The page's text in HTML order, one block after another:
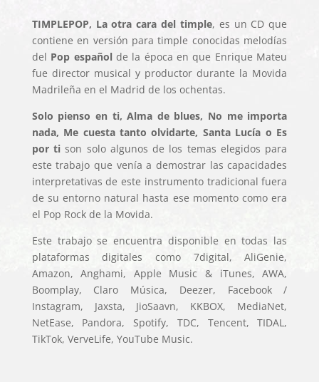
TIMPLEPOP, La otra cara del timple, es un CD que
contiene en versión para timple conocidas melodías
del Pop españolde la época en que Enrique Mateu
fue director musical y productor durante la Movida
Madrileña en el Madrid de los ochentas.
Solo pienso en ti, Alma de blues, No me importa
nada, Me cuesta tanto olvidarte, Santa Lucía o Es
por ti son solo algunos de los temas elegidos para
este trabajo que venía a demostrar las capacidades
interpretativas de este instrumento tradicional fuera
de su entorno natural hasta ese momento como era
el Pop Rock de la Movida.
Este trabajo se encuentra disponible en todas las
plataformas digitales como 7digital, AliGenie,
Amazon, Anghami, Apple Music & iTunes, AWA,
Boomplay, Claro Música, Deezer, Facebook /
Instagram, Jaxsta, JioSaavn, KKBOX, MediaNet,
NetEase, Pandora, Spotify, TDC, Tencent, TIDAL,
TikTok, VerveLife, YouTube Music.